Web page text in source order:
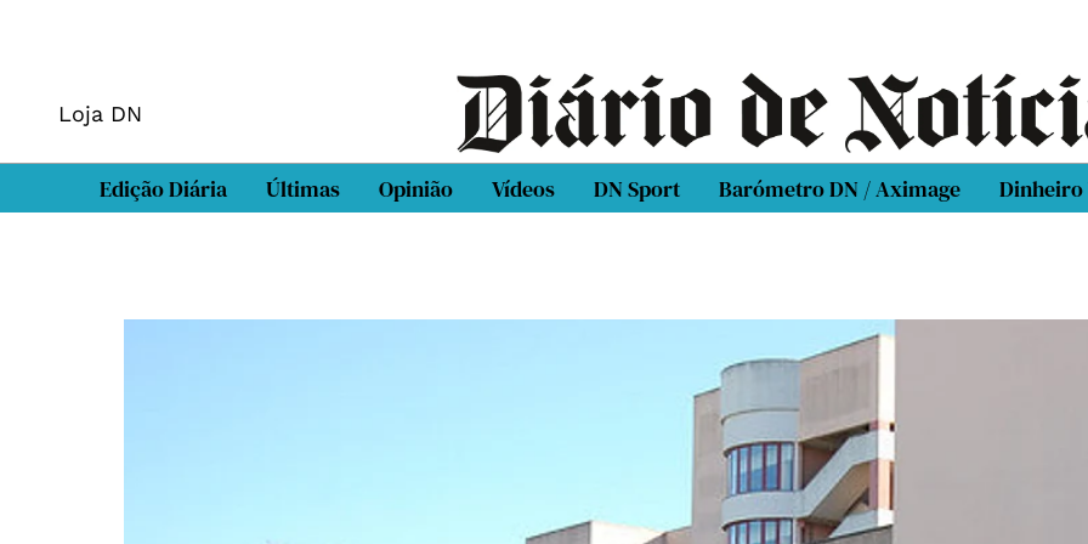
Loja DN
Edição Diária Últimas Opinião Vídeos DN Sport Barómetro DN / Aximage Dinheiro